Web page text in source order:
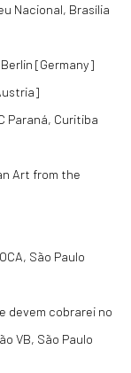
Nacional, Brasília
[Germany]
Paraná, Curitiba
Art from the
São Paulo
devem cobrarei no
VB, São Paulo